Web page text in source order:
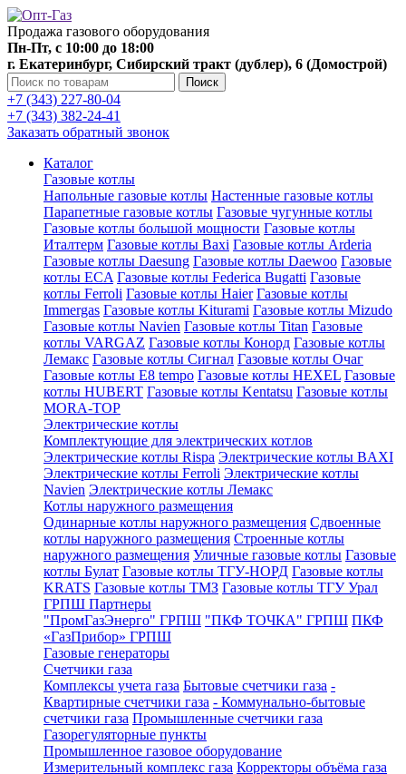
Продажа газового оборудования
Пн-Пт, с 10:00 до 18:00
г. Екатеринбург, Сибирский тракт (дублер), 6 (Домострой)
Поиск
+7 (343) 227-80-04
+7 (343) 382-24-41
Заказать обратный звонок
Каталог
Газовые котлы
Напольные газовые котлы Настенные газовые котлы
Парапетные газовые котлы Газовые чугунные котлы
Газовые котлы большой мощности Газовые котлы
Италтерм Газовые котлы Baxi Газовые котлы Arderia
Газовые котлы Daesung Газовые котлы Daewoo Газовые
котлы ECA Газовые котлы Federica Bugatti Газовые
котлы Ferroli Газовые котлы Haier Газовые котлы
Immergas Газовые котлы Kiturami Газовые котлы Mizudo
Газовые котлы Navien Газовые котлы Titan Газовые
котлы VARGAZ Газовые котлы Конорд Газовые котлы
Лемакс Газовые котлы Сигнал Газовые котлы Очаг
Газовые котлы E8 tempo Газовые котлы HEXEL Газовые
котлы HUBERT Газовые котлы Kentatsu Газовые котлы
MORA-TOP
Электрические котлы
Комплектующие для электрических котлов
Электрические котлы Rispa Электрические котлы BAXI
Электрические котлы Ferroli Электрические котлы
Navien Электрические котлы Лемакс
Котлы наружного размещения
Одинарные котлы наружного размещения Сдвоенные
котлы наружного размещения Строенные котлы
наружного размещения Уличные газовые котлы Газовые
котлы Булат Газовые котлы ТГУ-НОРД Газовые котлы
KRATS Газовые котлы ТМЗ Газовые котлы ТГУ Урал
ГРПШ Партнеры
"ПромГазЭнерго" ГРПШ "ПКФ ТОЧКА" ГРПШ ПКФ
«ГазПрибор» ГРПШ
Газовые генераторы
Счетчики газа
Комплексы учета газа Бытовые счетчики газа -
Квартирные счетчики газа - Коммунально-бытовые
счетчики газа Промышленные счетчики газа
Газорегуляторные пункты
Промышленное газовое оборудование
Измерительный комплекс газа Корректоры объёма газа